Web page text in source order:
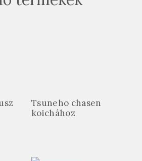
Tsuneho chasen
koichához